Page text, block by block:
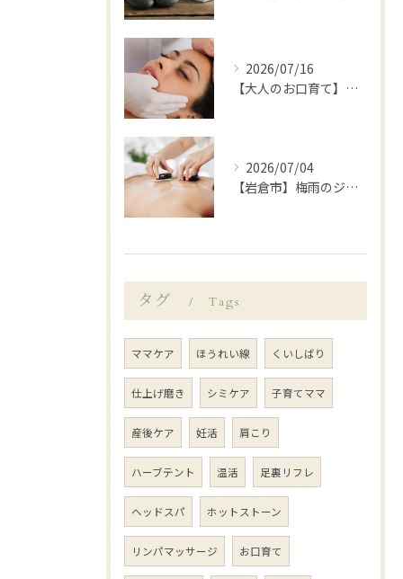
2026/07/16
【大人のお口育て】「顔が大きくなった？」と感じたら始めたい、岩倉市歯科衛生士による口元ゆるめケア
2026/07/04
【岩倉市】梅雨のジメジメや暑さで乱れがちな自律神経を整えてみませんか？
タグ Tags
ママケア ほうれい線 くいしばり
仕上げ磨き シミケア 子育てママ
産後ケア 妊活 肩こり
ハーブテント 温活 足裏リフレ
ヘッドスパ ホットストーン
リンパマッサージ お口育て